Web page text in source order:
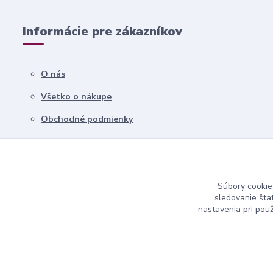
Informácie pre zákazníkov
O nás
Všetko o nákupe
Obchodné podmienky
Kontakty
Súbory
sledovanie
nastavenia pri